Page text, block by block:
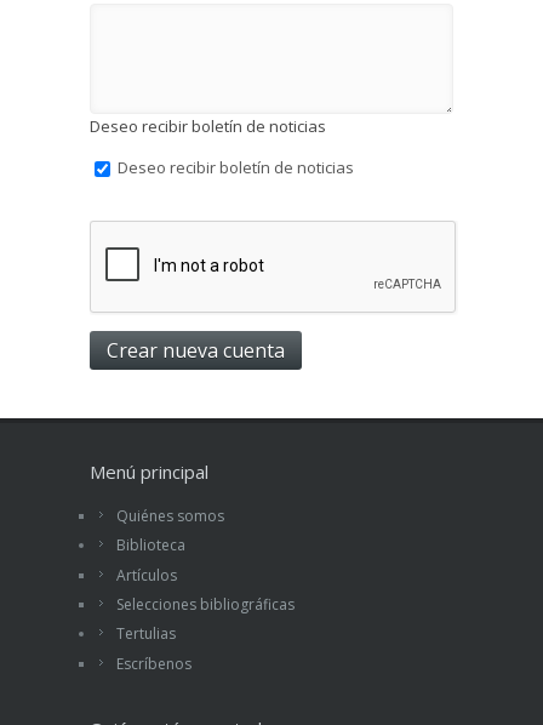
Deseo recibir boletín de noticias
Deseo recibir boletín de noticias
Menú principal
Quiénes somos
Biblioteca
Artículos
Selecciones bibliográficas
Tertulias
Escríbenos